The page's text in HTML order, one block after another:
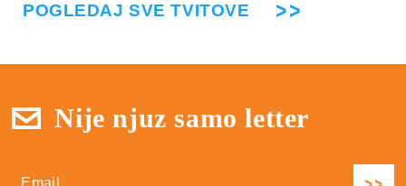
POGLEDAJ SVE TVITOVE
Nije njuz samo letter